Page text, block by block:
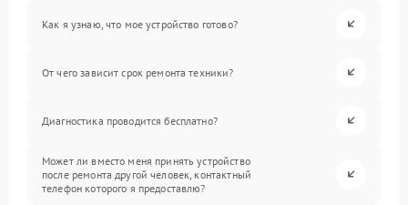
Как я узнаю, что мое устройство готово?
От чего зависит срок ремонта техники?
Диагностика проводится бесплатно?
Может ли вместо меня принять устройство
после ремонта другой человек, контактный
телефон которого я предоставлю?